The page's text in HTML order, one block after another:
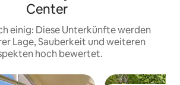
Center
einig: Diese Unterkünfte werden
Lage, Sauberkeit und weiteren
hoch bewertet.